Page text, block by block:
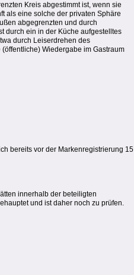
Kreis abgestimmt ist, wenn sie
als eine solche der privaten Sphäre
abgegrenzten und durch
durch ein in der Küche aufgestelltes
durch Leiserdrehen des
Wiedergabe im Gastraum
bereits vor der Markenregistrierung 15
innerhalb der beteiligten
und ist daher noch zu prüfen.